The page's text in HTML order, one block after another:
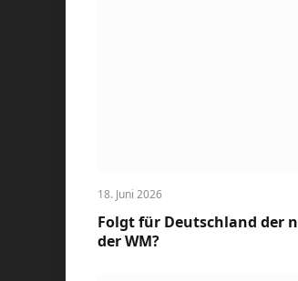
18. Juni 2026
Folgt für Deutschland der
der WM?